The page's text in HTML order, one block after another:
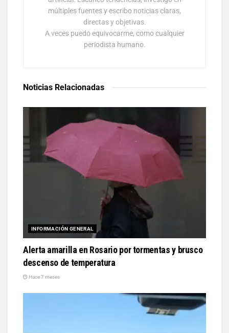
múltiples fuentes y escribo noticias claras,
directas y objetivas.
A veces puedo equivocarme, como cualquier
periodista humano.
Noticias Relacionadas
INFORMACIÓN GENERAL
Alerta amarilla en Rosario por tormentas y brusco
descenso de temperatura
Hace 7 meses